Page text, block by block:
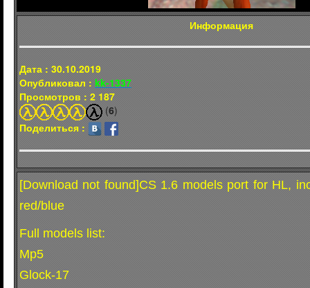
Информация
Дата : 30.10.2019
Опубликовал : kk-1337
Просмотров : 2 187
(6)
Поделиться :
[Download not found]CS 1.6 models port for HL,
red/blue
Full models list:
Mp5
Glock-17